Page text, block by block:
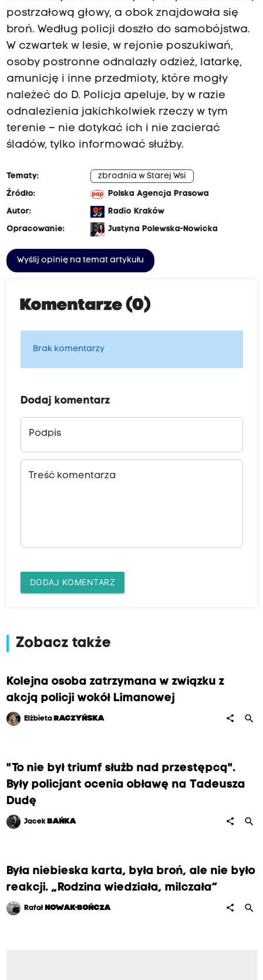
postrzałową głowy, a obok znajdowała się
broń. Według policji doszło do samobójstwa.
W czwartek w lesie, w rejonie poszukiwań,
osoby postronne odnalazły odzież, latarkę,
amunicję i inne przedmioty, które mogły
należeć do D. Policja apeluje, by w razie
odnalezienia jakichkolwiek rzeczy w tym
terenie – nie dotykać ich i nie zacierać
śladów, tylko informować służby.
Tematy:
zbrodnia w Starej Wsi
Źródło:
Polska Agencja Prasowa
Autor:
Radio Kraków
Opracowanie:
Justyna Polewska-Nowicka
Wyślij opinię na temat artykułu
Komentarze (0)
Brak komentarzy
Dodaj komentarz
Podpis
Treść komentarza
DODAJ KOMENTARZ
Zobacz także
Kolejna osoba zatrzymana w związku z
akcją policji wokół Limanowej
Elżbieta RACZYŃSKA share search
"To nie był triumf służb nad przestępcą".
Były policjant ocenia obławę na Tadeusza
Dudę
Jacek BAŃKA share search
Była niebieska karta, była broń, ale nie było
reakcji. „Rodzina wiedziała, milczała”
Rafał NOWAK-BOŃCZA share search